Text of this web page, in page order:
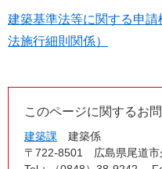
建築基準法等に関する申
法施行細則関係）
このページに関するお
建築課
建築係
〒722-8501
広島県尾道